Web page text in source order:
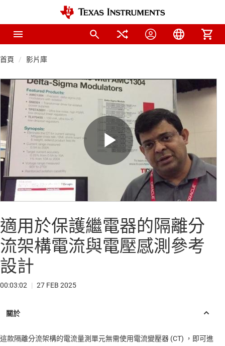
首頁 影片庫
Play
Video
適用於保護繼電器的隔離分
流架構電流與電壓感測參考
設計
00:03:02 | 27 FEB 2025
這款隔離分流架構的電流量測單元無需使用電流變壓器 (CT) ，即可進